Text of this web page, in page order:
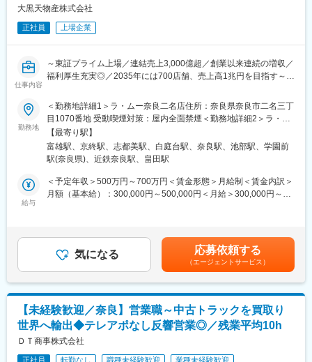
※副店長は店長のサポート、店長はお店の責任者です。売上や利益
の管理、シフト管理等にも携わります。
■店舗毎の組織構成：
店舗によって異なりますが、社員6～10名、パート・アルバイト
70～100名でおおよそ構成されています。
・地域の特性やお客様のニーズに合わせた出店業態や出店地の計
画で競合店との差別化を図り、地域密着型のディスカウントスト
アとして愛されています。
・さまざまな指数でのデータ分析でIT技術を活用したり、訴求力
の高い売場づくりを行うことで独自のローコストオペレーション
・当社は創業以来連続の増収を続けています。これからも拡大を
続けるために「2035年に700店舗を出店する」目標を掲げ、本部
は業界別トップクラスに選出されました。
変更の範囲：会社の定める業務
大黒天物産株式会社
正社員 上場企業
仕事内容
～東証プライム上場／連結売上3,000億超／創業以来連続の増収／
福利厚生充実◎／2035年には700店舗、売上高1兆円を目指す～
■業務内容：
同社が運営するメガ・ディスカウントストア「ラ・ムー」やスー
パーディスカウントストア「ディオ」の店舗スタッフとしての業
務をお任せします。上記店舗は現在全国233店舗以上に拡大中。
業界トップクラスの成長率を誇る好調企業で、店舗の繁栄にご活
躍いただける方を募集します！
■業務詳細：
・店舗メンバー（パート・アルバイト）の労務管理ほか
メンバーの場合は店舗スタッフ、店長補佐から始まり、入社後3ヶ
月で店長、店長経験後にバイヤー・SV・店舗開発などのキャリア
パスをご用意しています。将来キャリアとしては本社、本部など
の管理部門などへの異動もチャレンジ可能です。
勤務地
＜勤務地詳細1＞ラ・ムー奈良二名店住所：奈良県奈良市二名三丁
目1070番地 受動喫煙対策：屋内全面禁煙＜勤務地詳細2＞ラ・ム
ー京終店住所：奈良県奈良市南京終町710番地の1 受動喫煙対策：
屋内全面禁煙＜勤務地詳細3＞ディオ上牧店住所：奈良県北葛城郡
上牧町上牧2185番地 受動喫煙対策：屋内全面禁煙変更の範囲：会
【最寄り駅】
富雄駅、京終駅、志都美駅、白庭台駅、奈良駅、池部駅、学園前
駅(奈良県)、近鉄奈良駅、畠田駅
給与
＜予定年収＞500万円～700万円＜賃金形態＞月給制＜賃金内訳＞
月額（基本給）：300,000円～500,000円＜月給＞300,000円～
す。月給(月額)は固定手当を含めた表記です。
気になる 応募依頼する
（エージェントサービス）
【未経験歓迎／奈良】営業職～中古トラックを買取り
世界へ輸出◆テレアポなし反響営業◎／残業平均10h
ＤＴ商事株式会社
正社員 転勤なし 職種未経験歓迎 業種未経験歓迎